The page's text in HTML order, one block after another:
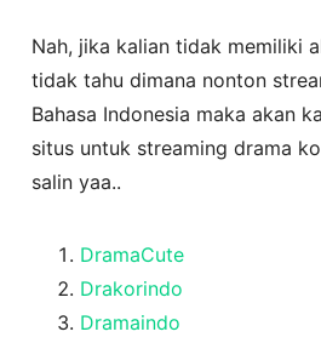
Nah, jika kalian tidak memiliki
tidak tahu dimana nonton
Bahasa Indonesia maka akan
situs untuk streaming drama
salin yaa..
DramaCute
Drakorindo
Dramaindo